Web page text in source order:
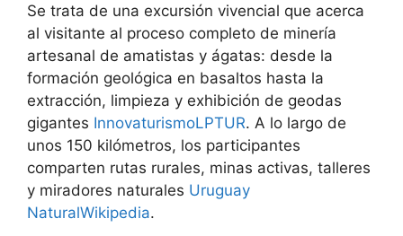
Se trata de una excursión vivencial que acerca
al visitante al proceso completo de minería
artesanal de amatistas y ágatas: desde la
formación geológica en basaltos hasta la
extracción, limpieza y exhibición de geodas
gigantes InnovaturismoLPTUR. A lo largo de
unos 150 kilómetros, los participantes
comparten rutas rurales, minas activas, talleres
y miradores naturales Uruguay
NaturalWikipedia.